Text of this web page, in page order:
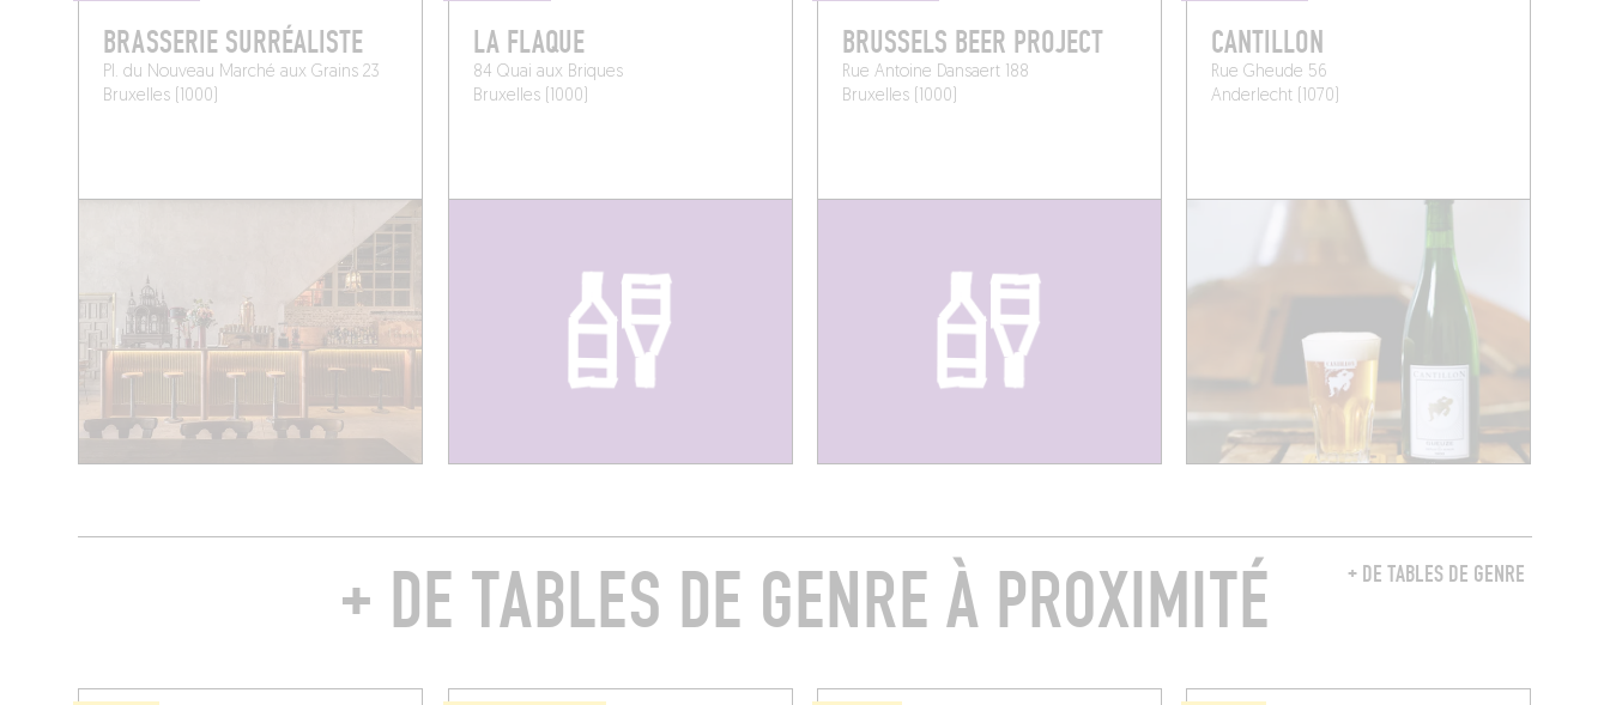
BRASSERIE SURRÉALISTE
Pl. du Nouveau Marché aux Grains 23
Bruxelles (1000)
LA FLAQUE
84 Quai aux Briques
Bruxelles (1000)
BRUSSELS BEER PROJECT
Rue Antoine Dansaert 188
Bruxelles (1000)
CANTILLON
Rue Gheude 56
Anderlecht (1070)
+ DE TABLES DE GENRE
+ DE TABLES DE GENRE À PROXIMITÉ